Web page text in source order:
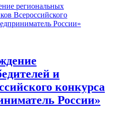
и
конкурса
России»